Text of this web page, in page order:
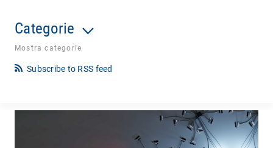
Categorie
Mostra categorie
Subscribe to RSS feed